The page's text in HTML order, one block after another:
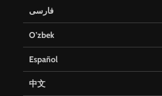
فارسی
O’zbek
Español
中文